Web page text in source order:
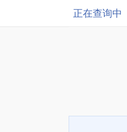
正在查询中